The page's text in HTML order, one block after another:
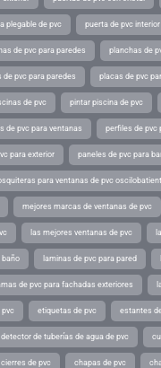
plegable de pvc puerta de pvc interior
de pvc para paredes planchas de
de pvc para paredes placas de pvc
de pvc pintar piscina de pvc
de pvc para ventanas perfiles de pvc
para exterior paneles de pvc para
para ventanas de pvc
mejores marcas de ventanas de pvc
las mejores ventanas de pvc
baño laminas de pvc para pared
de pvc para fachadas exteriores
pvc etiquetas de pvc estantes
detector de tuberías de agua de pvc
cierres de pvc chapas de pvc